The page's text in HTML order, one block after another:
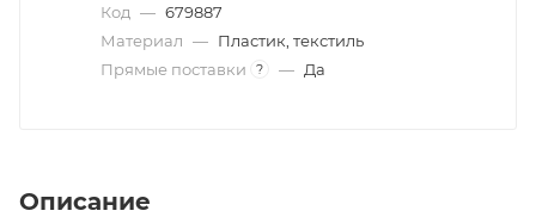
Код — 679887
Материал — Пластик, текстиль
Прямые поставки
? — Да
Описание